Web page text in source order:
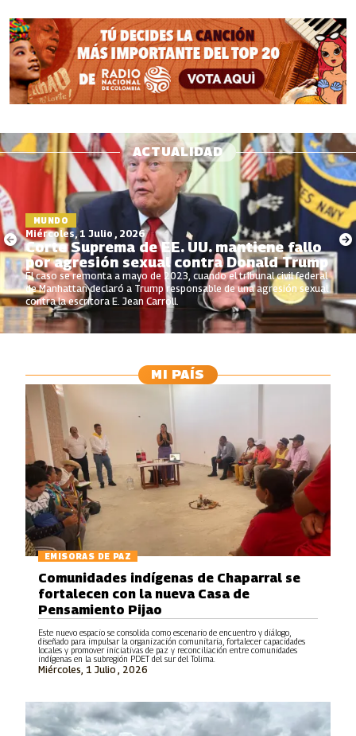
ACTUALIDAD
Miércoles, 1 Julio , 2026
Corte Suprema de EE. UU. mantiene fallo
por agresión sexual contra Donald Trump
MUNDO
El caso se remonta a mayo de 2023, cuando el tribunal civil federal
de Manhattan declaró a Trump responsable de una agresión sexual
contra la escritora E. Jean Carroll.
MI PAÍS
EMISORAS DE PAZ
Este nuevo espacio se consolida como escenario de encuentro y diálogo,
diseñado para impulsar la organización comunitaria, fortalecer capacidades
locales y promover iniciativas de paz y reconciliación entre comunidades
indígenas en la subregión PDET del sur del Tolima.
Miércoles, 1 Julio , 2026
Comunidades indígenas de Chaparral se
fortalecen con la nueva Casa de
Pensamiento Pijao